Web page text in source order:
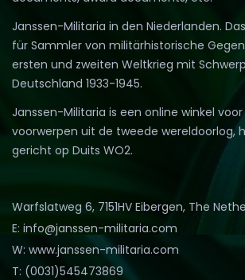
Janssen-Militaria in den Niederlanden.
für Sammler von militärhistorische
ersten und zweiten Weltkrieg mit
Deutschland 1933-1945.
Janssen-Militaria is een online winkel
voorwerpen uit de tweede wereldoorlog,
gericht op Duits WO2.
Warfslatweg 6, 7151HV Eibergen, The
E: info@janssen-militaria.com
W: www.janssen-militaria.com
T: (0031)545473869